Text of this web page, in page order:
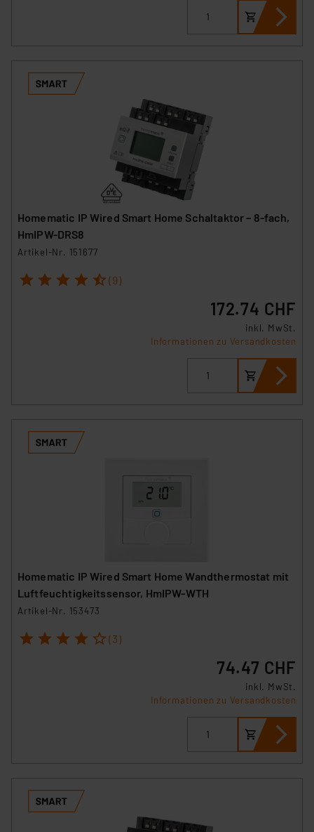
Homematic IP Wired Smart Home Schaltaktor – 8-fach,
HmIPW-DRS8
Artikel-Nr. 151677
1 2 3 4 5 (9)
172.74 CHF
inkl. MwSt.
Informationen zu Versandkosten
Homematic IP Wired Smart Home Wandthermostat mit
Luftfeuchtigkeitssensor, HmIPW-WTH
Artikel-Nr. 153473
1 2 3 4 5 (3)
74.47 CHF
inkl. MwSt.
Informationen zu Versandkosten